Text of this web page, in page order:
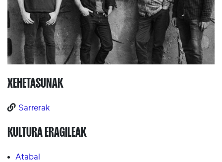
XEHETASUNAK
Sarrerak
KULTURA ERAGILEAK
Atabal